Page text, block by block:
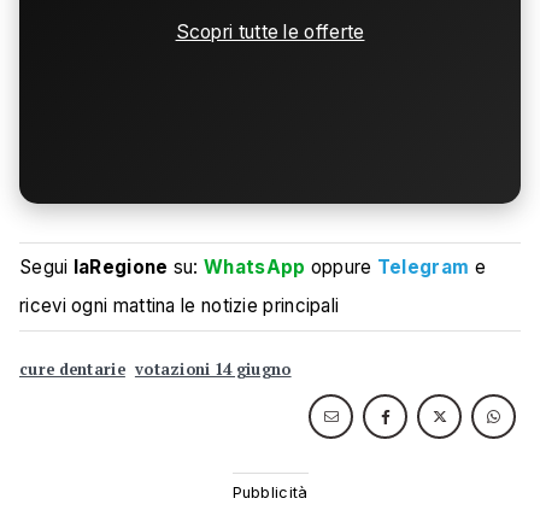
Scopri tutte le offerte
Segui laRegione su:WhatsApp oppure Telegram e
ricevi ogni mattina le notizie principali
cure dentarie votazioni 14 giugno